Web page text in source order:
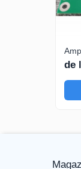
de